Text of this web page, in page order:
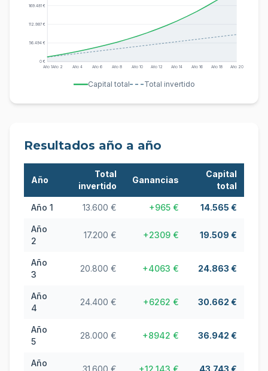
0 €
56.494 €
112.987 €
169.481 €
Año 1Año 2 Año 4 Año6 Año8 Año 10 Año12 Año14 Año 16 Año 18 Año 20
Capital total Total invertido
Resultados año a año
Año
Total
invertido
Ganancias
Capital
total
Año 1 13.600 € +965 € 14.565 €
Año
2
17.200 € +2309 € 19.509 €
Año
3
20.800 € +4063 € 24.863 €
Año
4
24.400 € +6262 € 30.662 €
Año
5
28.000 € +8942 € 36.942 €
Año